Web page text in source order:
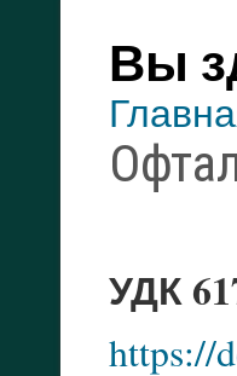
Вы
УДК
https://